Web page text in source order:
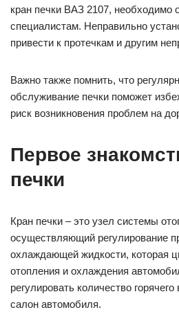
кран печки ВАЗ 2107, необходимо
специалистам. Неправильно
привести к протечкам и другим
Важно также помнить, что
обслуживание печки поможет
риск возникновения проблем на
Первое
печки
Кран печки – это узел системы
осуществляющий регулирование
охлаждающей жидкости, которая
отопления и охлаждения
регулировать количество
салон автомобиля.